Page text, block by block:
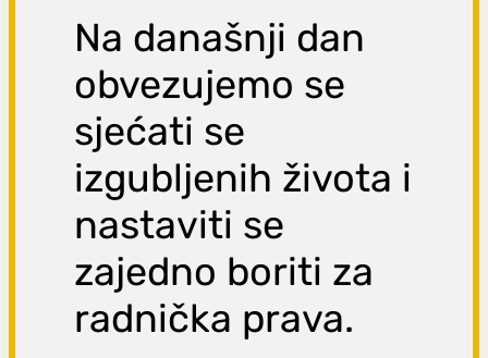
Na današnji dan
obvezujemo se
sjećati se
izgubljenih života i
nastaviti se
zajedno boriti za
radnička prava.